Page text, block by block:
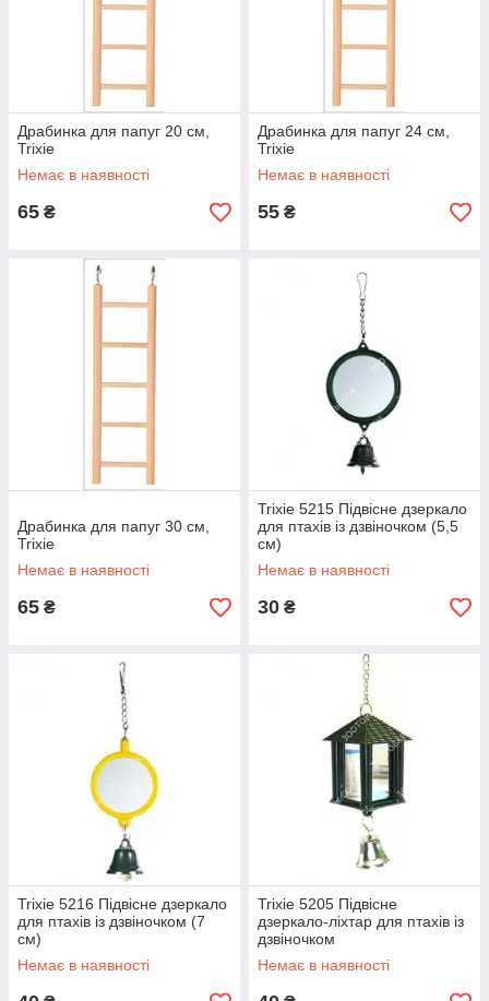
Драбинка для папуг 20 см,
Trixie
Немає в наявності
65 ₴
Драбинка для папуг 24 см,
Trixie
Немає в наявності
55 ₴
Драбинка для папуг 30 см,
Trixie
Немає в наявності
65 ₴
Trixie 5215 Підвісне дзеркало
для птахів із дзвіночком (5,5
см)
Немає в наявності
30 ₴
Trixie 5216 Підвісне дзеркало
для птахів із дзвіночком (7
см)
Немає в наявності
Trixie 5205 Підвісне
дзеркало-ліхтар для птахів із
дзвіночком
Немає в наявності